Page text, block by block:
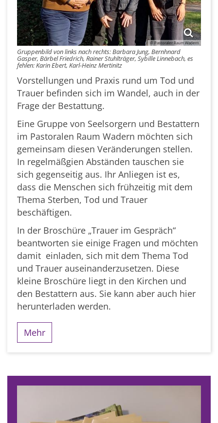
© Pastoraler Raum Wadern
Gruppenbild von links nach rechts: Barbara Jung, Bernhnard
Gasper, Bärbel Friedrich, Rainer Stuhlträger, Sybille Linnebach, es
fehlen: Karin Ebert, Karl-Heinz Mertinitz
Vorstellungen und Praxis rund um Tod und
Trauer befinden sich im Wandel, auch in der
Frage der Bestattung.
Eine Gruppe von Seelsorgern und Bestattern
im Pastoralen Raum Wadern möchten sich
gemeinsam diesen Veränderungen stellen.
In regelmäßgien Abständen tauschen sie
sich gegenseitig aus. Ihr Anliegen ist es,
dass die Menschen sich frühzeitig mit dem
Thema Sterben, Tod und Trauer
beschäftigen.
In der Broschüre „Trauer im Gespräch“
beantworten sie einige Fragen und möchten
damit einladen, sich mit dem Thema Tod
und Trauer auseinanderzusetzen. Diese
kleine Broschüre liegt in den Kirchen und
den Bestattern aus. Sie kann aber auch hier
herunterladen werden.
Mehr